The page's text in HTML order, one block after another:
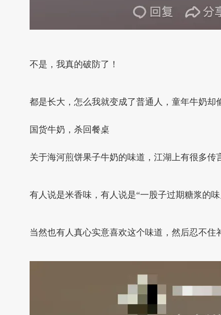
不是，我真的破防了！
都是长大，怎么我就变成了普通人，童年牛奶却
国货牛奶，杀回餐桌
关于海河煎饼果子牛奶的味道，江湖上有很多传
有人说是米香味，有人说是“一股子过期糖浆的
当然也有人真心实意喜欢这个味道，然后忍不住